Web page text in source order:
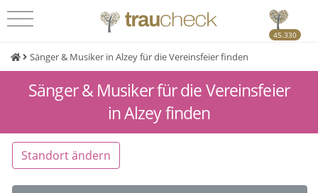
45.330
Sänger & Musiker in Alzey für die Vereinsfeier finden
Sänger & Musiker für die Vereinsfeier
in Alzey finden
Standort ändern